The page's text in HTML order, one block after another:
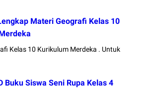
Materi Geografi Kelas 10
Kelas 10 Kurikulum Merdeka . Untuk
Buku Siswa Seni Rupa Kelas 4